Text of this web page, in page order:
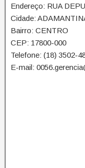
Endereço: RUA
Cidade:
Bairro: CENTRO
CEP: 17800-000
Telefone: (18) 3502-
E-mail: